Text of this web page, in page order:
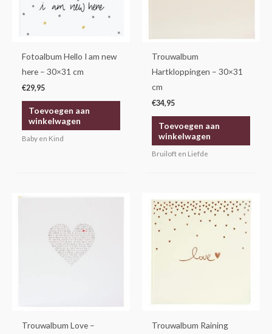
Fotoalbum Hello I am new
here – 30×31 cm
€29,95
Toevoegen aan
winkelwagen
Baby en Kind
Trouwalbum
Hartkloppingen – 30×31
cm
€34,95
Toevoegen aan
winkelwagen
Bruiloft en Liefde
Trouwalbum Love –
Trouwalbum Raining